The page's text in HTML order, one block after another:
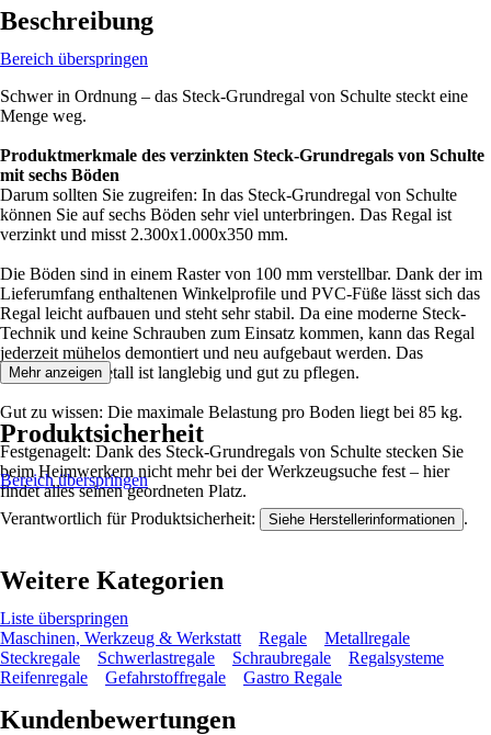
Beschreibung
Bereich überspringen
Schwer in Ordnung – das Steck-Grundregal von Schulte steckt eine
Menge weg.
Produktmerkmale des verzinkten Steck-Grundregals von Schulte
mit sechs Böden
Darum sollten Sie zugreifen: In das Steck-Grundregal von Schulte
können Sie auf sechs Böden sehr viel unterbringen. Das Regal ist
verzinkt und misst 2.300x1.000x350 mm.
Die Böden sind in einem Raster von 100 mm verstellbar. Dank der im
Lieferumfang enthaltenen Winkelprofile und PVC-Füße lässt sich das
Regal leicht aufbauen und steht sehr stabil. Da eine moderne Steck-
Technik und keine Schrauben zum Einsatz kommen, kann das Regal
jederzeit mühelos demontiert und neu aufgebaut werden. Das
hochwertige Metall ist langlebig und gut zu pflegen.
Gut zu wissen: Die maximale Belastung pro Boden liegt bei 85 kg.
Festgenagelt: Dank des Steck-Grundregals von Schulte stecken Sie
beim Heimwerkern nicht mehr bei der Werkzeugsuche fest – hier
findet alles seinen geordneten Platz.
Mehr anzeigen
Produktsicherheit
Bereich überspringen
Verantwortlich für Produktsicherheit: Siehe Herstellerinformationen .
Weitere Kategorien
Liste überspringen
Maschinen, Werkzeug & Werkstatt
Regale
Metallregale
Steckregale
Schwerlastregale Schraubregale
Regalsysteme
Reifenregale
Gefahrstoffregale Gastro Regale
Kundenbewertungen